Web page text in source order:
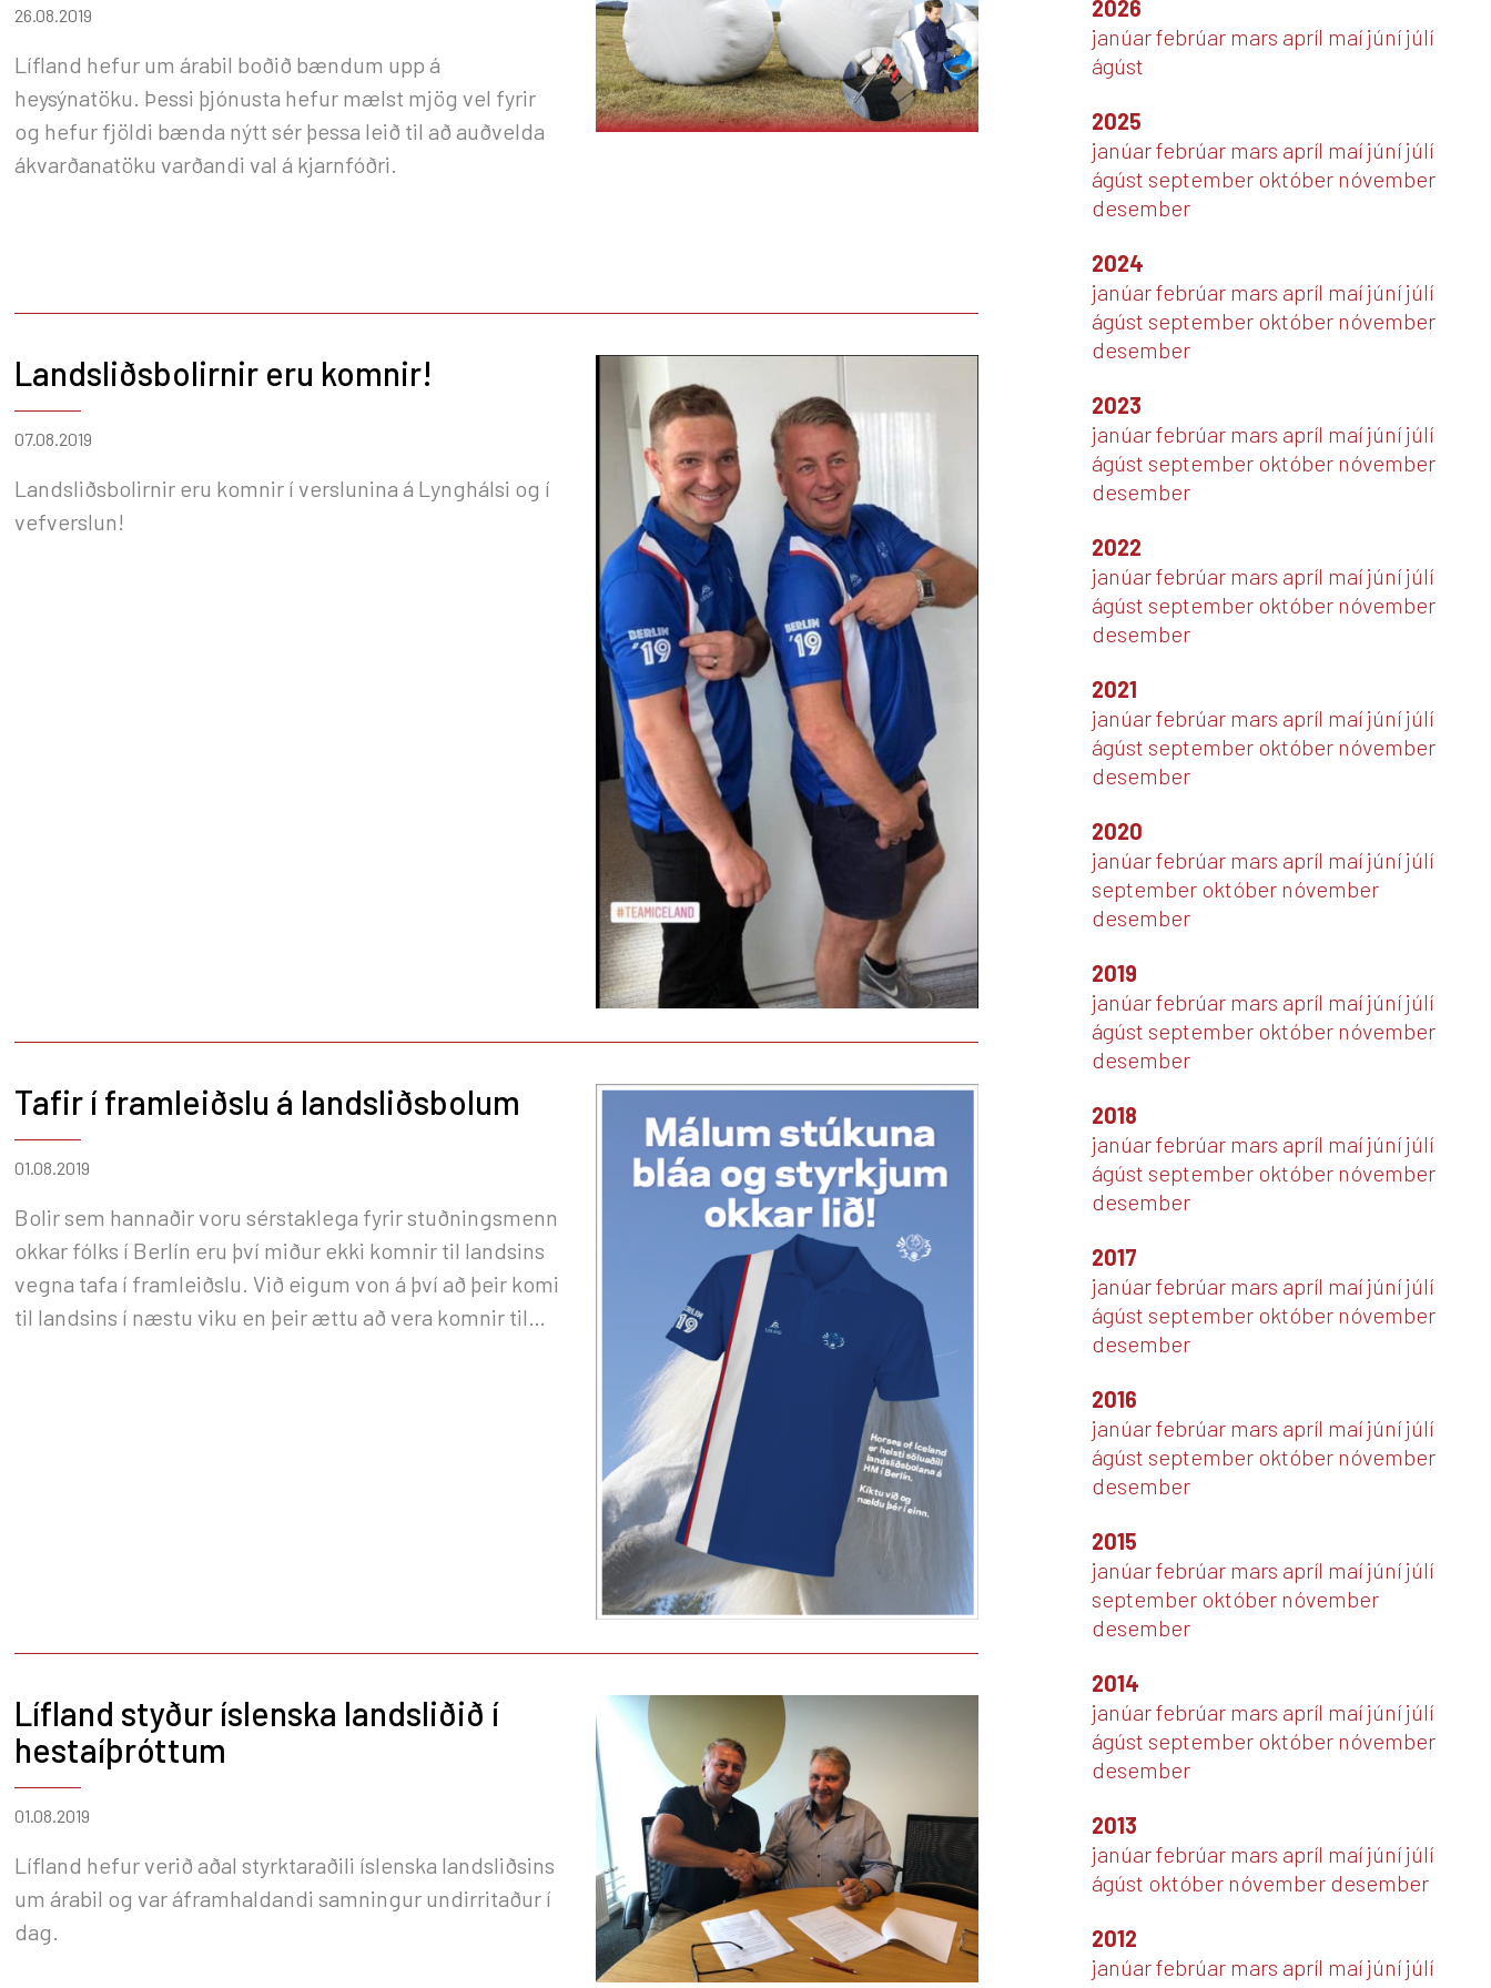
26.08.2019
Lífland hefur um árabil boðið bændum upp á
heysýnatöku. Þessi þjónusta hefur mælst mjög vel fyrir
og hefur fjöldi bænda nýtt sér þessa leið til að auðvelda
ákvarðanatöku varðandi val á kjarnfóðri.
Landsliðsbolirnir eru komnir!
07.08.2019
Landsliðsbolirnir eru komnir í verslunina á Lynghálsi og í
vefverslun!
Tafir í framleiðslu á landsliðsbolum
01.08.2019
Bolir sem hannaðir voru sérstaklega fyrir stuðningsmenn
okkar fólks í Berlín eru því miður ekki komnir til landsins
vegna tafa í framleiðslu. Við eigum von á því að þeir komi
til landsins í næstu viku en þeir ættu að vera komnir til
Lífland styður íslenska landsliðið í
hestaíþróttum
01.08.2019
Lífland hefur verið aðal styrktaraðili íslenska landsliðsins
um árabil og var áframhaldandi samningur undirritaður í
dag.
2026
janúarfebrúar mars apríl maí júní júlí
ágúst
2025
janúarfebrúar mars apríl maí júní júlí
ágúst september október nóvember
desember
2024
janúarfebrúar mars apríl maí júní júlí
ágúst september október nóvember
desember
2023
janúarfebrúar mars apríl maí júní júlí
ágúst september október nóvember
desember
2022
janúarfebrúar mars apríl maí júní júlí
ágúst september október nóvember
desember
2021
janúarfebrúar mars apríl maí júní júlí
ágúst september október nóvember
desember
2020
janúarfebrúar mars apríl maí júní júlí
september október nóvember
desember
2019
janúarfebrúar mars apríl maí júní júlí
ágúst september október nóvember
desember
2018
janúarfebrúar mars apríl maí júní júlí
ágúst september október nóvember
desember
2017
janúarfebrúar mars apríl maí júní júlí
ágúst september október nóvember
desember
2016
janúarfebrúar mars apríl maí júní júlí
ágúst september október nóvember
desember
2015
janúarfebrúar mars apríl maí júní júlí
september október nóvember
desember
2014
janúarfebrúar mars apríl maí júní júlí
ágúst september október nóvember
desember
2013
janúarfebrúar mars apríl maí júní júlí
ágúst október nóvember desember
2012
janúarfebrúar mars apríl maí júní júlí